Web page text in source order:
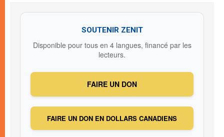
SOUTENIR ZENIT
Disponible pour tous en 4 langues, financé par les
lecteurs.
FAIRE UN DON
FAIRE UN DON EN DOLLARS CANADIENS